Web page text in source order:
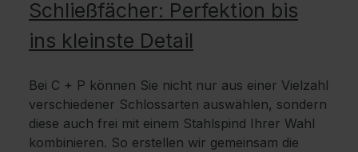
Schließfächer: Perfektion bis
ins kleinste Detail
Bei C + P können Sie nicht nur aus einer Vielzahl
verschiedener Schlossarten auswählen, sondern
diese auch frei mit einem Stahlspind Ihrer Wahl
kombinieren. So erstellen wir gemeinsam die